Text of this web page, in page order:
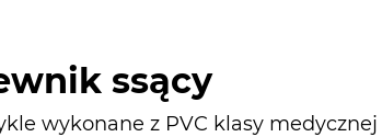
ssący
wykonane z PVC klasy